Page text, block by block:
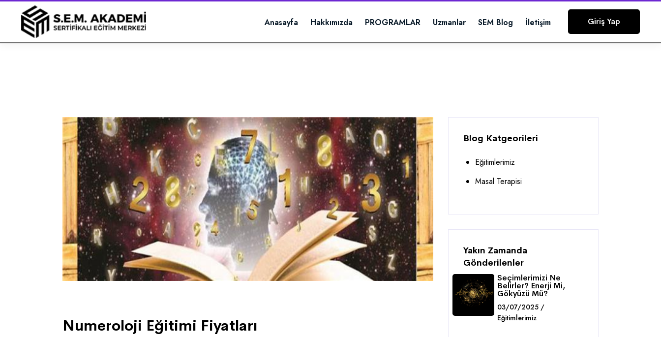
Anasayfa Hakkımızda PROGRAMLAR Uzmanlar SEM Blog İletişim Giriş Yap
Numeroloji Eğitimi Fiyatları
Blog Katgeorileri
Eğitimlerimiz
Masal Terapisi
Yakın Zamanda
Gönderilenler
Seçimlerimizi Ne
Belirler? Enerji Mi,
Gökyüzü Mü?
03/07/2025 /
Eğitimlerimiz